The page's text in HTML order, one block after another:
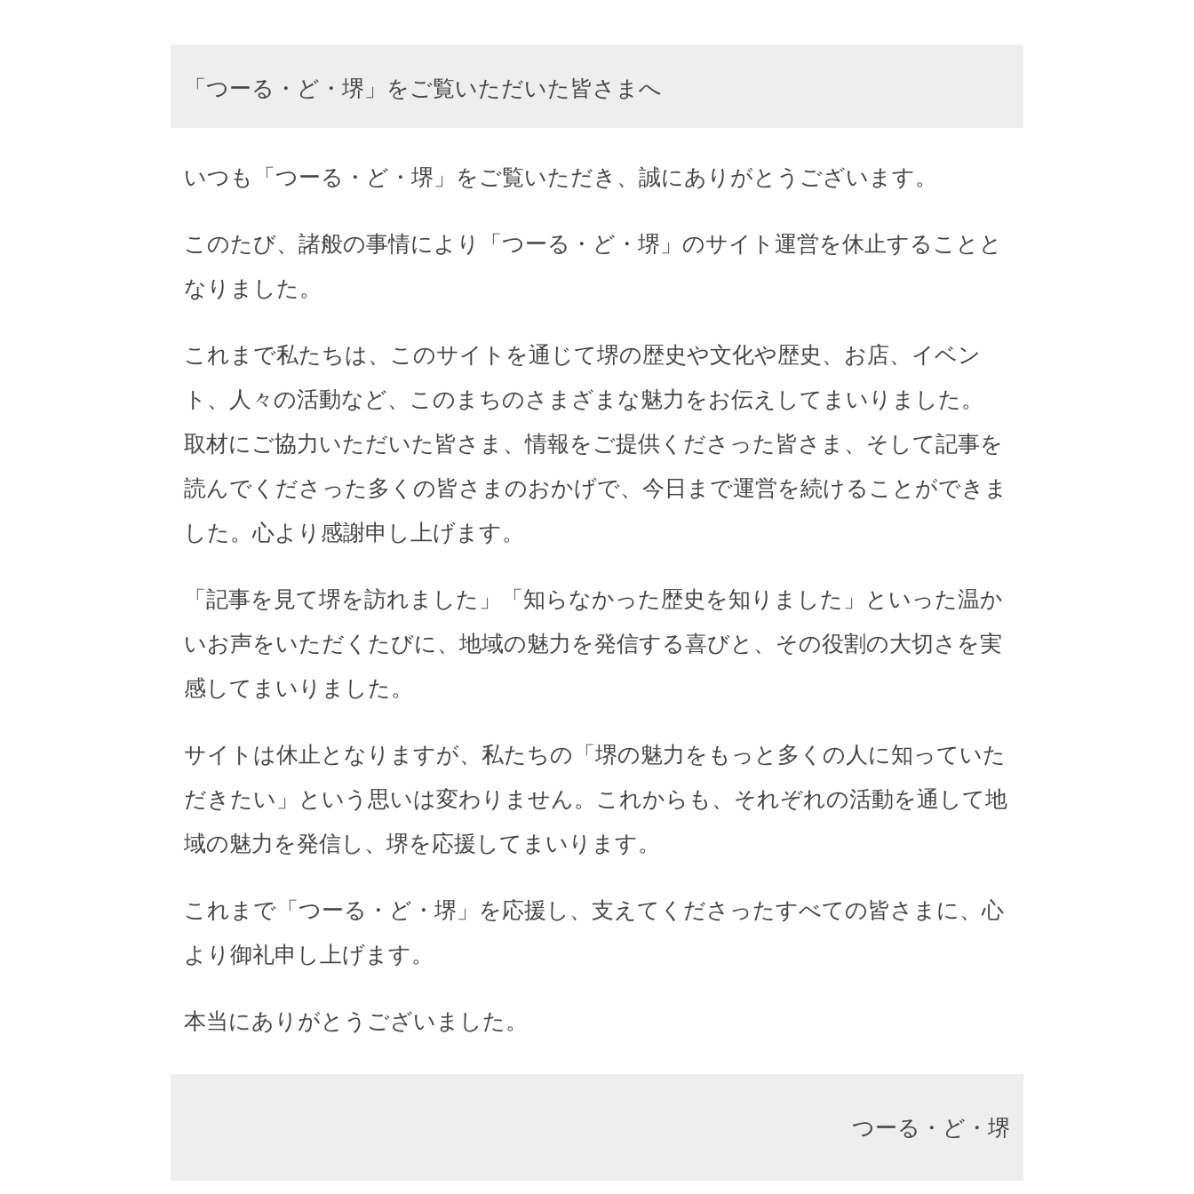
「つーる・ど・堺」をご覧いただいた皆さまへ
いつも「つーる・ど・堺」をご覧いただき、誠にありがとうございます。
このたび、諸般の事情により「つーる・ど・堺」のサイト運営を休止することと
なりました。
これまで私たちは、このサイトを通じて堺の歴史や文化や歴史、お店、イベン
ト、人々の活動など、このまちのさまざまな魅力をお伝えしてまいりました。
取材にご協力いただいた皆さま、情報をご提供くださった皆さま、そして記事を
読んでくださった多くの皆さまのおかげで、今日まで運営を続けることができま
した。心より感謝申し上げます。
「記事を見て堺を訪れました」「知らなかった歴史を知りました」といった温か
いお声をいただくたびに、地域の魅力を発信する喜びと、その役割の大切さを実
感してまいりました。
サイトは休止となりますが、私たちの「堺の魅力をもっと多くの人に知っていた
だきたい」という思いは変わりません。これからも、それぞれの活動を通して地
域の魅力を発信し、堺を応援してまいります。
これまで「つーる・ど・堺」を応援し、支えてくださったすべての皆さまに、心
より御礼申し上げます。
本当にありがとうございました。
つーる・ど・堺